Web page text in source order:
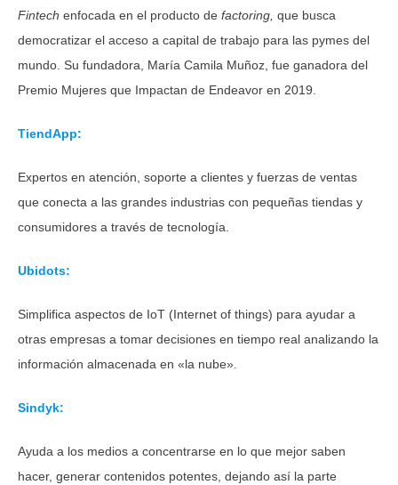
Fintech enfocada en el producto de factoring, que busca
democratizar el acceso a capital de trabajo para las pymes del
mundo. Su fundadora, María Camila Muñoz, fue ganadora del
Premio Mujeres que Impactan de Endeavor en 2019.
TiendApp:
Expertos en atención, soporte a clientes y fuerzas de ventas
que conecta a las grandes industrias con pequeñas tiendas y
consumidores a través de tecnología.
Ubidots:
Simplifica aspectos de IoT (Internet of things) para ayudar a
otras empresas a tomar decisiones en tiempo real analizando la
información almacenada en «la nube».
Sindyk:
Ayuda a los medios a concentrarse en lo que mejor saben
hacer, generar contenidos potentes, dejando así la parte